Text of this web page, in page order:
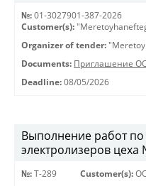
№: 01-3027901-387-2026
Customer(s):
Organizer of tender:
Documents: Приглашение
Deadline: 08/05/2026
Выполнение работ
электролизеров цеха
№: Т-289 Customer(s):